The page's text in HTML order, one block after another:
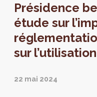
Présidence
étude sur
sur
22 mai 2024